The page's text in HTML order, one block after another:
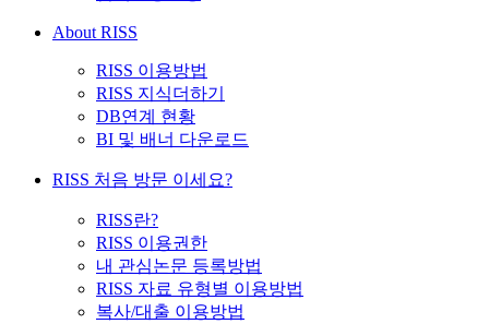
About RISS
RISS 이용방법
RISS 지식더하기
DB연계 현황
BI 및 배너 다운로드
RISS 처음 방문 이세요?
RISS란?
RISS 이용권한
내 관심논문 등록방법
RISS 자료 유형별 이용방법
복사/대출 이용방법